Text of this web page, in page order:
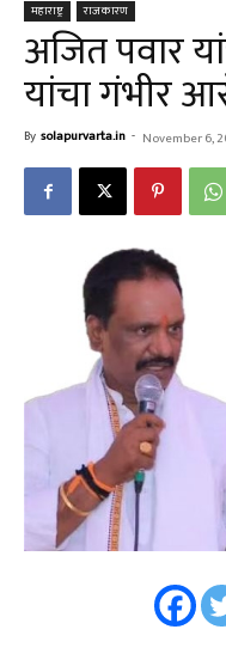
महाराष्ट्र राजकारण
अजित पवार
यांचा गंभीर
By solapurvarta.in - November 6,